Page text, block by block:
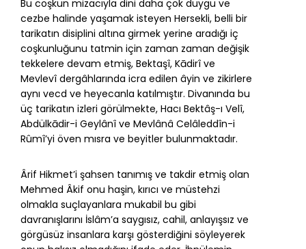
Bu coşkun mizacıyla dini daha çok duygu ve
cezbe halinde yaşamak isteyen Hersekli, belli bir
tarikatın disiplini altına girmek yerine aradığı iç
coşkunluğunu tatmin için zaman zaman değişik
tekkelere devam etmiş, Bektaşî, Kādirî ve
Mevlevî dergâhlarında icra edilen âyin ve zikirlere
aynı vecd ve heyecanla katılmıştır. Divanında bu
üç tarikatın izleri görülmekte, Hacı Bektâş-ı Velî,
Abdülkādir-i Geylânî ve Mevlânâ Celâleddîn-i
Rûmî’yi öven mısra ve beyitler bulunmaktadır.
Ârif Hikmet’i şahsen tanımış ve takdir etmiş olan
Mehmed Âkif onu haşin, kırıcı ve müstehzi
olmakla suçlayanlara mukabil bu gibi
davranışlarını İslâm’a saygısız, cahil, anlayışsız ve
görgüsüz insanlara karşı gösterdiğini söyleyerek